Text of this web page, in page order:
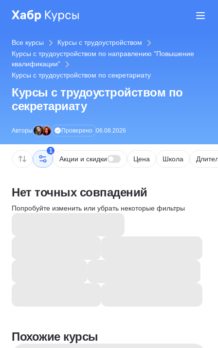
Все курсы
Курсы с трудоустройством
Курсы с трудоустройством по направлению "Повышение
квалификации"
Курсы с трудоустройством по секретариату
Курсы с трудоустройством по
секретариату
Авторы Проверено 06.08.2026
1
Акции и скидки Цена Школа
Нет точных совпадений
Попробуйте изменить или убрать некоторые фильтры
Похожие курсы